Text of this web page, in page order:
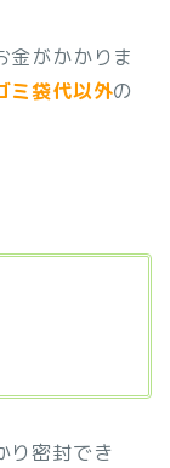
金がかかりま
ミ袋代以外の
り密封でき